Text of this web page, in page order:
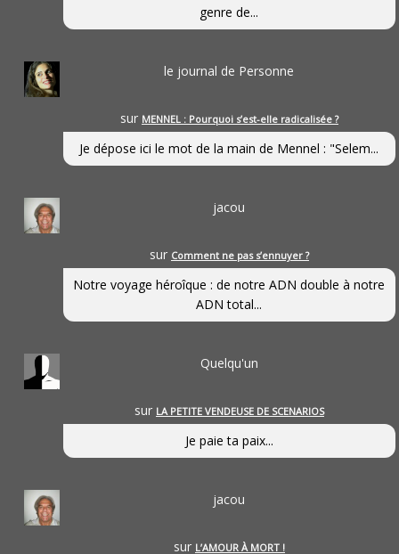
genre de...
le journal de Personne
sur MENNEL : Pourquoi s’est-elle radicalisée ?
Je dépose ici le mot de la main de Mennel : "Selem...
jacou
sur Comment ne pas s’ennuyer ?
Notre voyage héroîque : de notre ADN double à notre
ADN total...
Quelqu'un
sur LA PETITE VENDEUSE DE SCENARIOS
Je paie ta paix...
jacou
sur L’AMOUR À MORT !